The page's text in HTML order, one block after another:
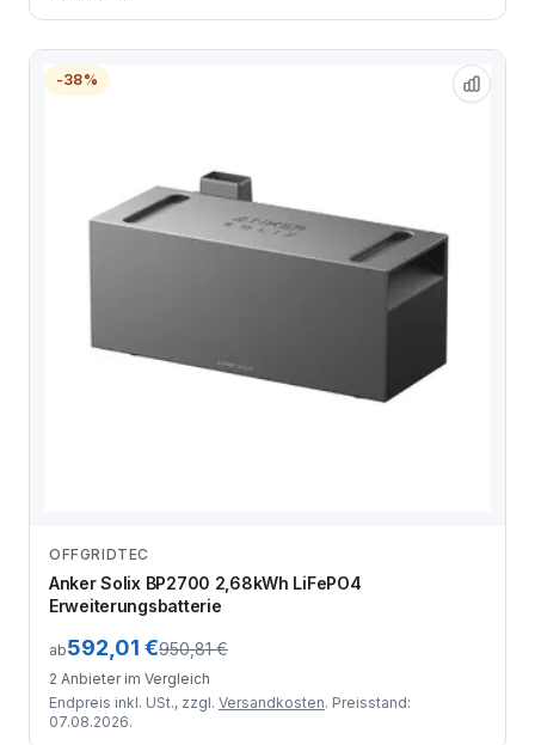
-38%
OFFGRIDTEC
Anker Solix BP2700 2,68kWh LiFePO4
Erweiterungsbatterie
ab592,01 €950,81 €
2 Anbieter im Vergleich
Endpreis inkl. USt., zzgl. Versandkosten. Preisstand:
07.08.2026.